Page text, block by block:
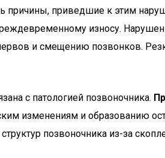
приведшие к этим
износу.
и смещению позвонков.
с патологией позвоночника.
изменениям и образованию
позвоночника из-за